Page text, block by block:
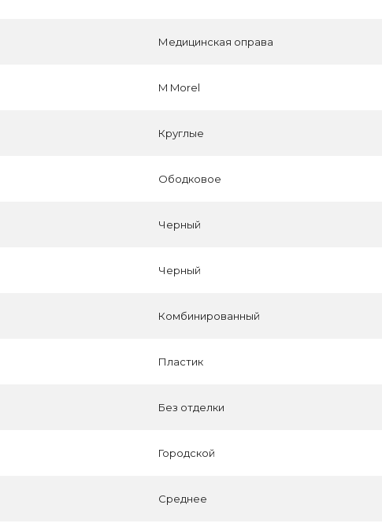
Медицинская оправа
M Morel
Круглые
Ободковое
Черный
Черный
Комбинированный
Пластик
Без отделки
Городской
Среднее